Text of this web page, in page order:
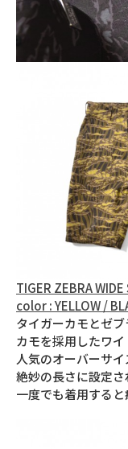
TIGER ZEBRA
color : YELLOW /
タイガーカモとゼ
カモを採用したワイ
人気のオーバーサ
絶妙の長さに設定
一度でも着用すると